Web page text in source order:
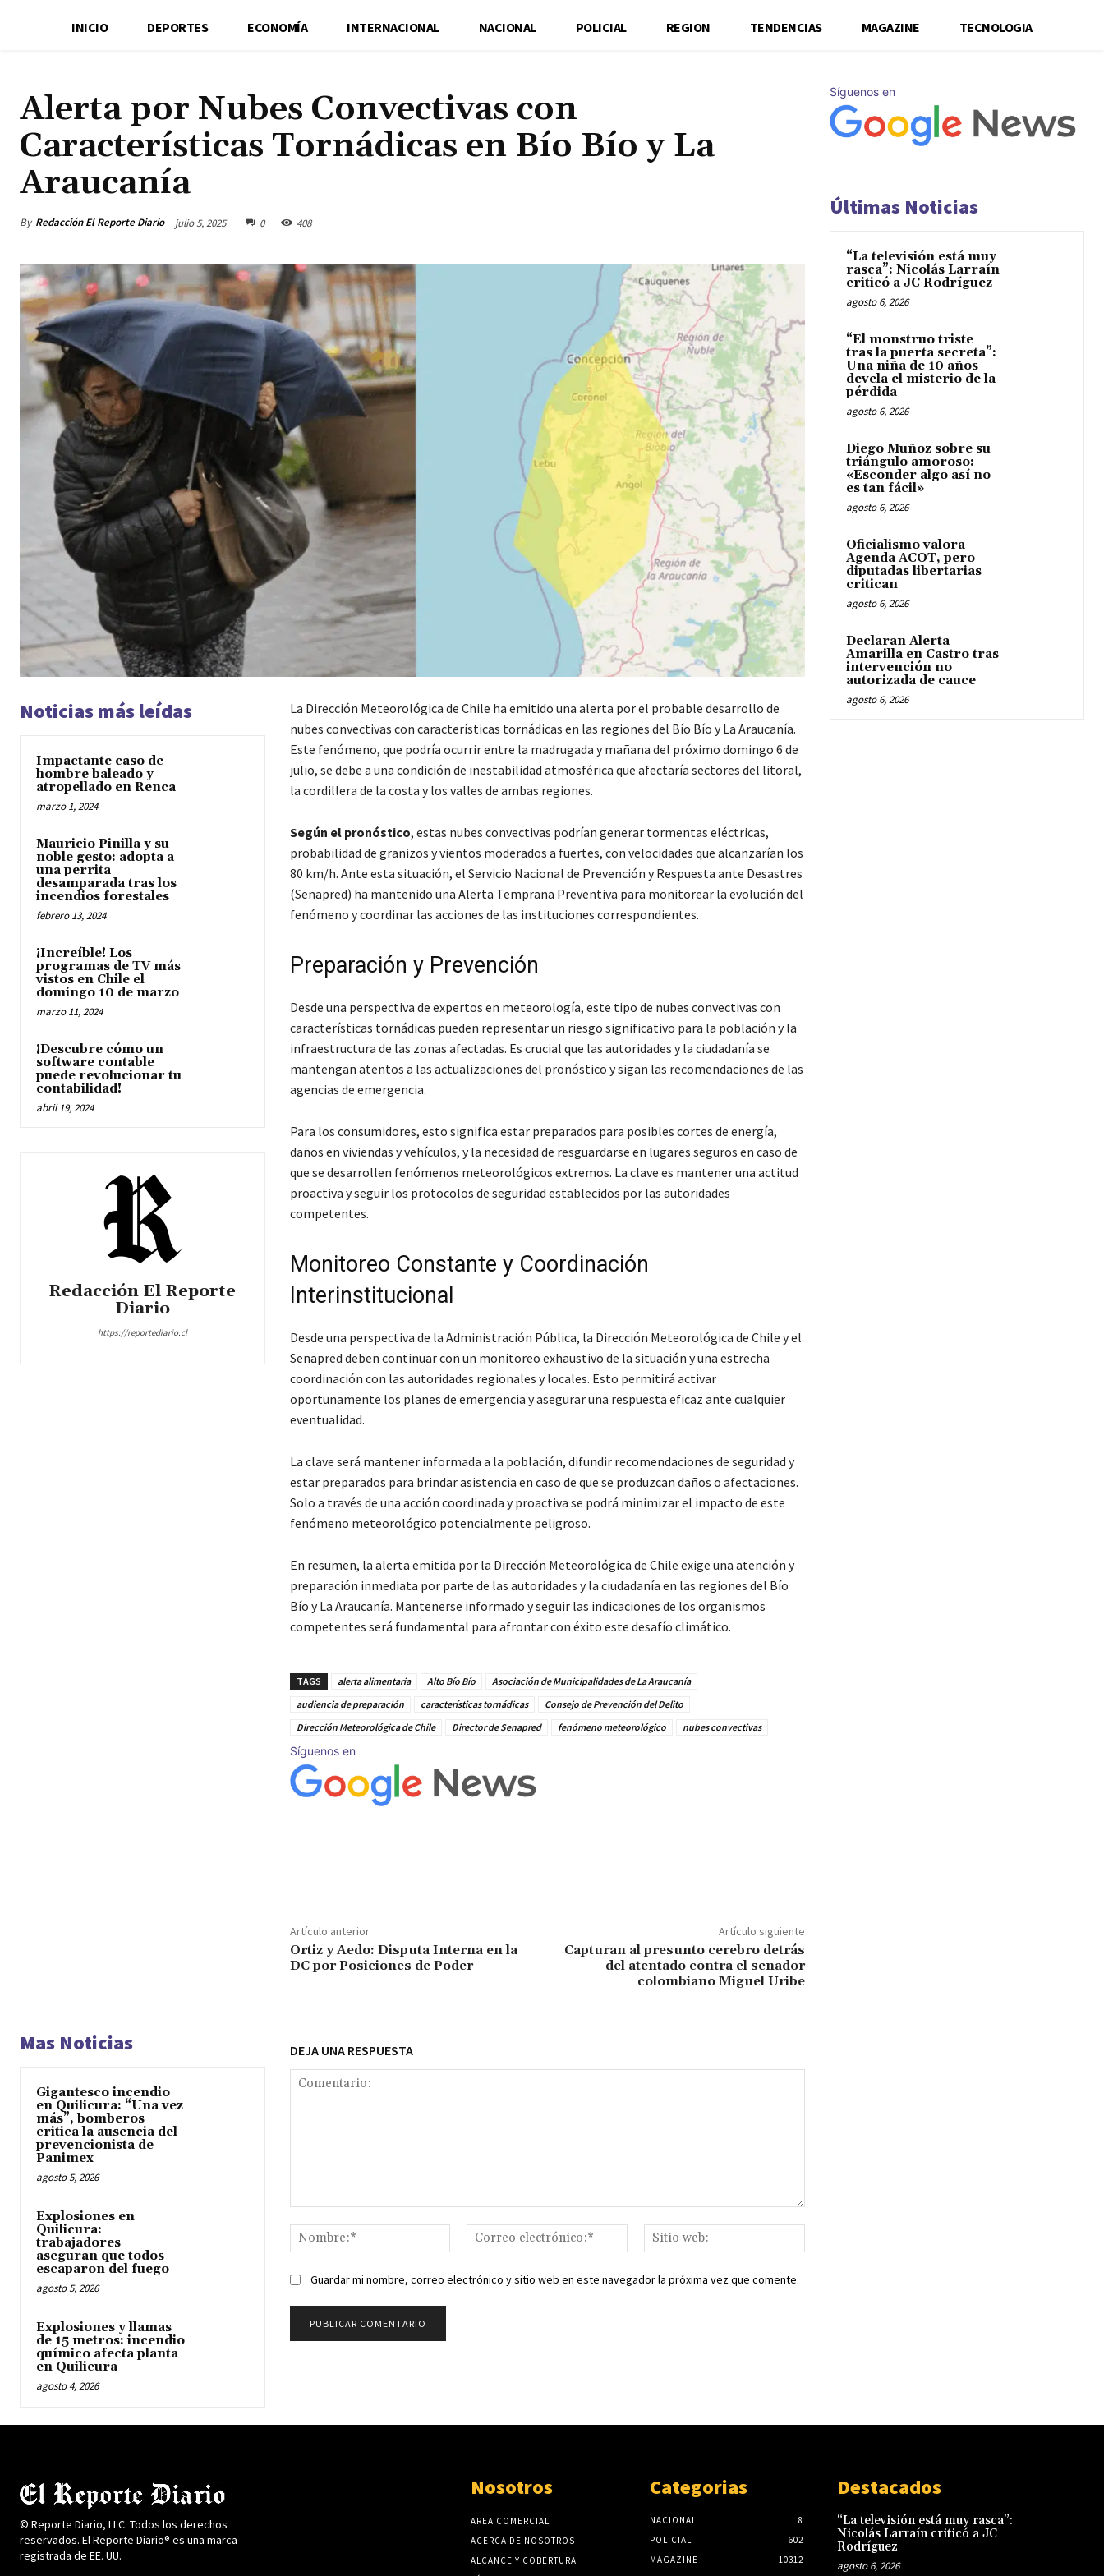
INICIO DEPORTES ECONOMÍA INTERNACIONAL NACIONAL POLICIAL REGION TENDENCIAS MAGAZINE TECNOLOGIA
Alerta por Nubes Convectivas con
Características Tornádicas en Bío Bío y La
Araucanía
By Redacción El Reporte Diario julio 5, 2025 0 408
Noticias más leídas
Impactante caso de
hombre baleado y
atropellado en Renca
marzo 1, 2024
Mauricio Pinilla y su
noble gesto: adopta a
una perrita
desamparada tras los
incendios forestales
febrero 13, 2024
¡Increíble! Los
programas de TV más
vistos en Chile el
domingo 10 de marzo
marzo 11, 2024
¡Descubre cómo un
software contable
puede revolucionar tu
contabilidad!
abril 19, 2024
Redacción El Reporte
Diario
https://reportediario.cl
La Dirección Meteorológica de Chile ha emitido una alerta por el probable desarrollo de
nubes convectivas con características tornádicas en las regiones del Bío Bío y La Araucanía.
Este fenómeno, que podría ocurrir entre la madrugada y mañana del próximo domingo 6 de
julio, se debe a una condición de inestabilidad atmosférica que afectaría sectores del litoral,
la cordillera de la costa y los valles de ambas regiones.
Según el pronóstico, estas nubes convectivas podrían generar tormentas eléctricas,
probabilidad de granizos y vientos moderados a fuertes, con velocidades que alcanzarían los
80 km/h. Ante esta situación, el Servicio Nacional de Prevención y Respuesta ante Desastres
(Senapred) ha mantenido una Alerta Temprana Preventiva para monitorear la evolución del
fenómeno y coordinar las acciones de las instituciones correspondientes.
Preparación y Prevención
Desde una perspectiva de expertos en meteorología, este tipo de nubes convectivas con
características tornádicas pueden representar un riesgo significativo para la población y la
infraestructura de las zonas afectadas. Es crucial que las autoridades y la ciudadanía se
mantengan atentos a las actualizaciones del pronóstico y sigan las recomendaciones de las
agencias de emergencia.
Para los consumidores, esto significa estar preparados para posibles cortes de energía,
daños en viviendas y vehículos, y la necesidad de resguardarse en lugares seguros en caso de
que se desarrollen fenómenos meteorológicos extremos. La clave es mantener una actitud
proactiva y seguir los protocolos de seguridad establecidos por las autoridades
competentes.
Monitoreo Constante y Coordinación
Interinstitucional
Desde una perspectiva de la Administración Pública, la Dirección Meteorológica de Chile y el
Senapred deben continuar con un monitoreo exhaustivo de la situación y una estrecha
coordinación con las autoridades regionales y locales. Esto permitirá activar
oportunamente los planes de emergencia y asegurar una respuesta eficaz ante cualquier
eventualidad.
La clave será mantener informada a la población, difundir recomendaciones de seguridad y
estar preparados para brindar asistencia en caso de que se produzcan daños o afectaciones.
Solo a través de una acción coordinada y proactiva se podrá minimizar el impacto de este
fenómeno meteorológico potencialmente peligroso.
En resumen, la alerta emitida por la Dirección Meteorológica de Chile exige una atención y
preparación inmediata por parte de las autoridades y la ciudadanía en las regiones del Bío
Bío y La Araucanía. Mantenerse informado y seguir las indicaciones de los organismos
competentes será fundamental para afrontar con éxito este desafío climático.
TAGS alerta alimentaria Alto Bío Bío
Asociación de Municipalidades de La Araucanía
audiencia de preparación
características tornádicas
Consejo de Prevención del Delito
Dirección Meteorológica de Chile
Director de Senapred fenómeno meteorológico nubes convectivas
Síguenos en
Artículo anterior
Ortiz y Aedo: Disputa Interna en la
DC por Posiciones de Poder
Artículo siguiente
Capturan al presunto cerebro detrás
del atentado contra el senador
colombiano Miguel Uribe
Mas Noticias
Gigantesco incendio
en Quilicura: “Una vez
más”, bomberos
critica la ausencia del
prevencionista de
Panimex
agosto 5, 2026
Explosiones en
Quilicura:
trabajadores
aseguran que todos
escaparon del fuego
agosto 5, 2026
Explosiones y llamas
de 15 metros: incendio
químico afecta planta
en Quilicura
agosto 4, 2026
DEJA UNA RESPUESTA
Nombre:*
Correo
electrónico:*
web:
Guardar mi nombre, correo electrónico y sitio web en este navegador la próxima vez que comente.
Síguenos en
Últimas Noticias
“La televisión está muy
rasca”: Nicolás Larraín
criticó a JC Rodríguez
agosto 6, 2026
“El monstruo triste
tras la puerta secreta”:
Una niña de 10 años
devela el misterio de la
pérdida
agosto 6, 2026
Diego Muñoz sobre su
triángulo amoroso:
«Esconder algo así no
es tan fácil»
agosto 6, 2026
Oficialismo valora
Agenda ACOT, pero
diputadas libertarias
critican
agosto 6, 2026
Declaran Alerta
Amarilla en Castro tras
intervención no
autorizada de cauce
agosto 6, 2026
© Reporte Diario, LLC. Todos los derechos
reservados. El Reporte Diario® es una marca
registrada de EE. UU.
Nosotros
AREA COMERCIAL
ACERCA DE NOSOTROS
ALCANCE Y COBERTURA
Categorias
NACIONAL
8
POLICIAL
602
MAGAZINE
10312
Destacados
“La televisión está muy rasca”:
Nicolás Larraín criticó a JC
Rodríguez
agosto 6, 2026